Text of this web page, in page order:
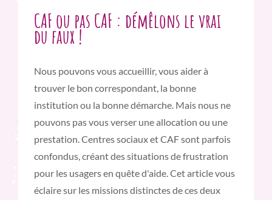
CAF ou pas CAF : démêlons le vrai
du faux !
Nous pouvons vous accueillir, vous aider à
trouver le bon correspondant, la bonne
institution ou la bonne démarche. Mais nous ne
pouvons pas vous verser une allocation ou une
prestation. Centres sociaux et CAF sont parfois
confondus, créant des situations de frustration
pour les usagers en quête d'aide. Cet article vous
éclaire sur les missions distinctes de ces deux